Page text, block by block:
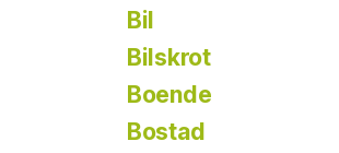
Bil
Bilskrot
Boende
Bostad